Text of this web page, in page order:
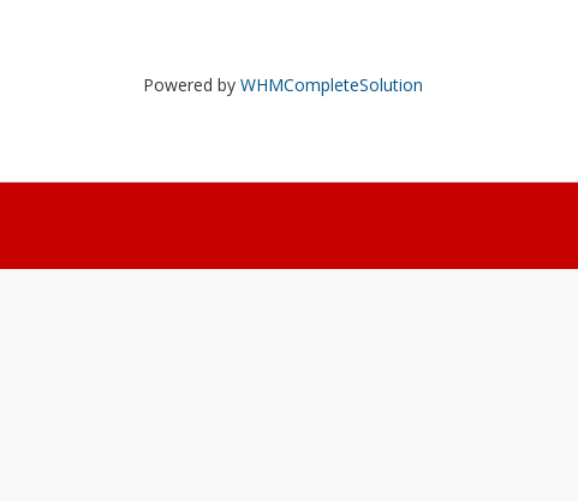
Powered by WHMCompleteSolution